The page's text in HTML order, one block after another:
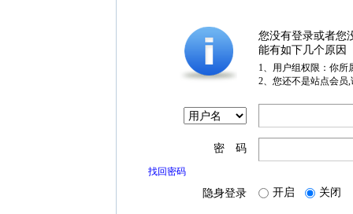
您没有登录或者您
能有如下几个原因
1、用户组权限：你所
2、您还不是站点会员
密 码
找回密码
隐身登录 开启 关闭